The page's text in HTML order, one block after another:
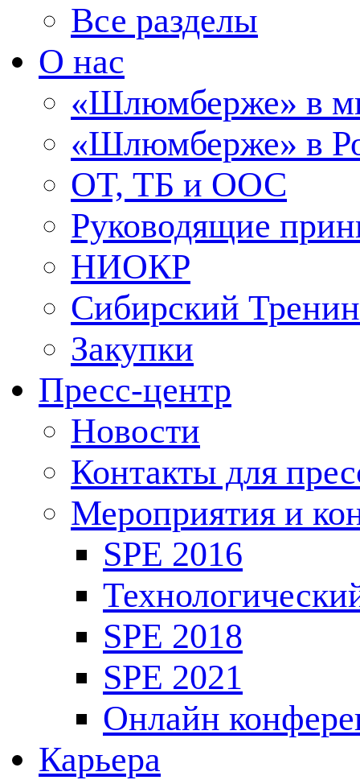
Все разделы
О нас
«Шлюмберже» в
«Шлюмберже» в
ОТ, ТБ и ООС
Руководящие
НИОКР
Сибирский
Закупки
Пресс-центр
Новости
Контакты для
Мероприятия и
SPE 2016
SPE 2018
SPE 2021
Онлайн
Карьера